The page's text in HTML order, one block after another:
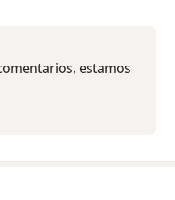
estamos